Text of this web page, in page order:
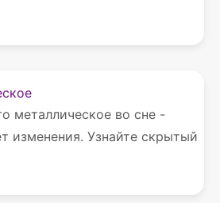
металлическое во сне -
изменения. Узнайте скрытый